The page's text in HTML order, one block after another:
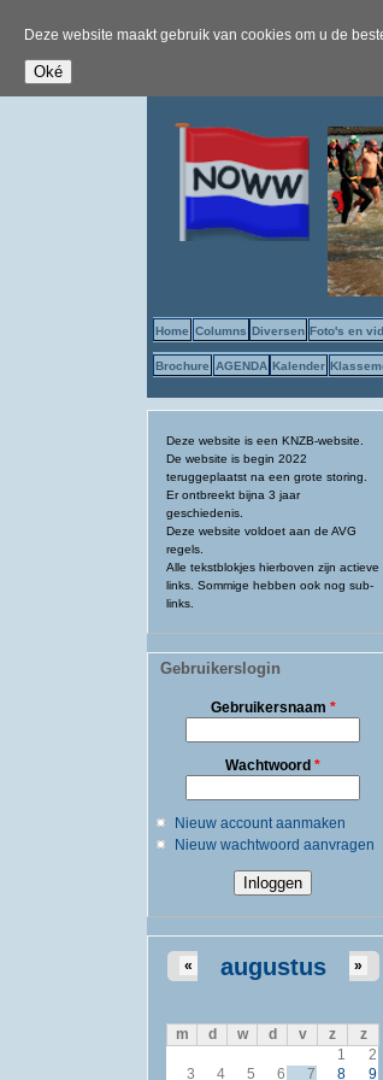
Deze website maakt gebruik van cookies om u de
Home Columns Diversen Foto's en
Brochure AGENDA Kalender
Deze website is een KNZB-website.
De website is begin 2022
teruggeplaatst na een grote storing.
Er ontbreekt bijna 3 jaar
geschiedenis.
Deze website voldoet aan de AVG
regels.
Alle tekstblokjes hierboven zijn actieve
links. Sommige hebben ook nog sub-
links.
Gebruikerslogin
Gebruikersnaam *
Wachtwoord *
Nieuw account aanmaken
Nieuw wachtwoord aanvragen
augustus
« »
m d w d v z
z
1
2
3
4 5 6 7 8
9